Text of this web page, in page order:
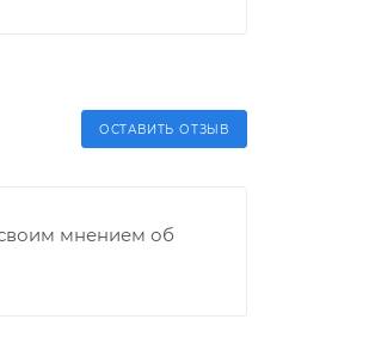
ОСТАВИТЬ ОТЗЫВ
мнением об